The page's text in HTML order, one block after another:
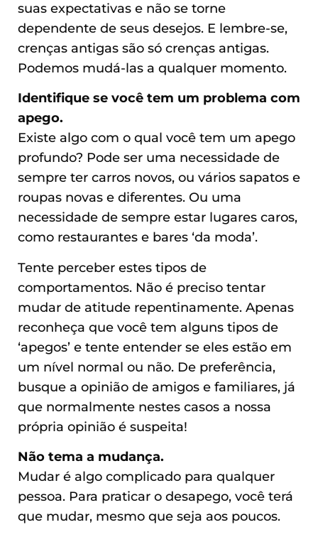
suas expectativas e não se torne
dependente de seus desejos. E lembre-se,
crenças antigas são só crenças antigas.
Podemos mudá-las a qualquer momento.
Identifique se você tem um problema com
apego.
Existe algo com o qual você tem um apego
profundo? Pode ser uma necessidade de
sempre ter carros novos, ou vários sapatos e
roupas novas e diferentes. Ou uma
necessidade de sempre estar lugares caros,
como restaurantes e bares ‘da moda’.
Tente perceber estes tipos de
comportamentos. Não é preciso tentar
mudar de atitude repentinamente. Apenas
reconheça que você tem alguns tipos de
‘apegos’ e tente entender se eles estão em
um nível normal ou não. De preferência,
busque a opinião de amigos e familiares, já
que normalmente nestes casos a nossa
própria opinião é suspeita!
Não tema a mudança.
Mudar é algo complicado para qualquer
pessoa. Para praticar o desapego, você terá
que mudar, mesmo que seja aos poucos.